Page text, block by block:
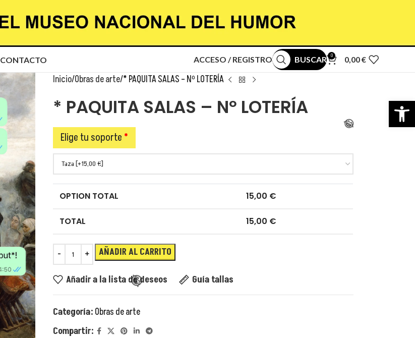
Abrir
CONTACTO ACCESO / REGISTRO BUSCAR 0 0,00€
Inicio Obras de arte * PAQUITA SALAS – Nº LOTERÍA
* PAQUITA SALAS – Nº LOTERÍA
Elige tu soporte *
OPTION TOTAL 15,00 €
TOTAL 15,00 €
AÑADIR AL CARRITO
Añadir a la lista de deseos Guía tallas
Categoría: Obras de arte
Compartir:
😂